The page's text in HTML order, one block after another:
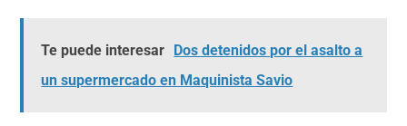
Te puede interesar Dos detenidos por el asalto a
un supermercado en Maquinista Savio